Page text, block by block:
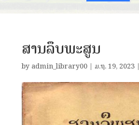
ສານລຶບພະສູນ
by admin_library00| ມ.ຖ. 19, 2023|